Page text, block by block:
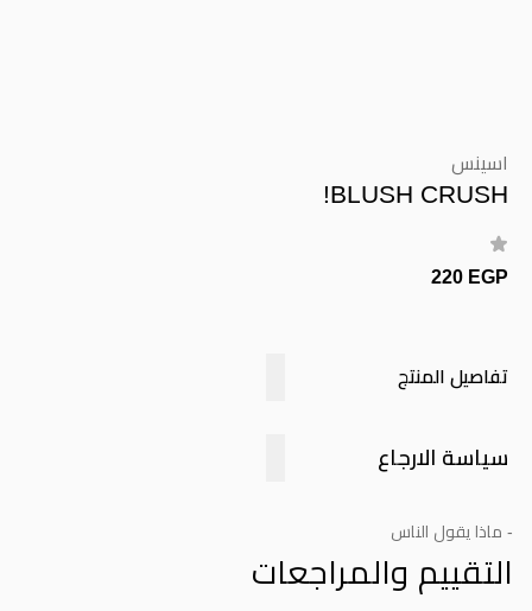
اسينس
BLUSH CRUSH!
220 EGP
تفاصيل المنتج
سياسة الارجاع
- ماذا يقول الناس
التقييم والمراجعات